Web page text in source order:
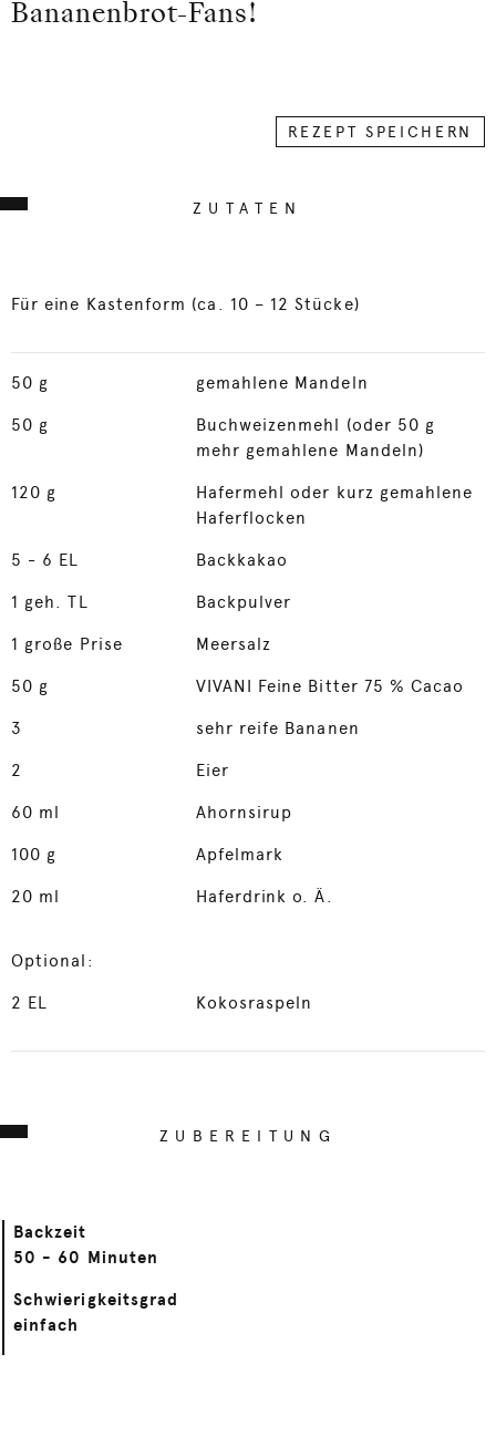
Bananenbrot-Fans!
REZEPT SPEICHERN
ZUTATEN
Für eine Kastenform (ca. 10 – 12 Stücke)
50 g gemahlene Mandeln
50 g
Buchweizenmehl (oder 50 g
mehr gemahlene Mandeln)
120 g
Hafermehl oder kurz gemahlene
Haferflocken
5 - 6 EL Backkakao
1 geh. TL Backpulver
1 große Prise Meersalz
50 g VIVANI Feine Bitter 75 % Cacao
3 sehr reife Bananen
2 Eier
60 ml Ahornsirup
100 g Apfelmark
20 ml Haferdrink o. Ä.
Optional:
2 EL Kokosraspeln
ZUBEREITUNG
Backzeit
50 - 60 Minuten
Schwierigkeitsgrad
einfach